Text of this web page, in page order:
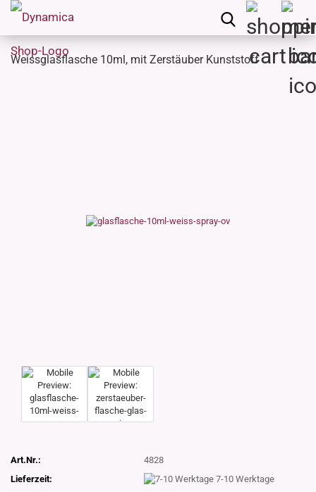
Weissglasflasche 10ml, mit Zerstäuber Kunststoff
Art.Nr.:
4828
Lieferzeit:
7-10 Werktage